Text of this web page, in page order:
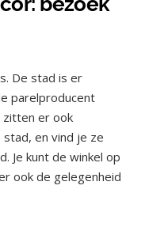
De stad is er
parelproducent
zitten er ook
en vind je ze
Je kunt de winkel op
ook de gelegenheid